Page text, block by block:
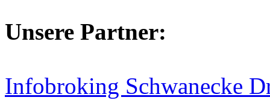
Unsere Partner:
Infobroking Schwanecke